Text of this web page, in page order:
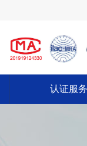
认证服务